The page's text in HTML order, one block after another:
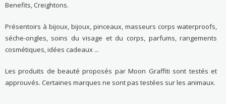
Benefits, Creightons.
Présentoirs à bijoux, bijoux, pinceaux, masseurs corps waterproofs,
séche-ongles, soins du visage et du corps, parfums, rangements
cosmétiques, idées cadeaux ...
Les produits de beauté proposés par Moon Graffiti sont testés et
approuvés. Certaines marques ne sont pas testées sur les animaux.